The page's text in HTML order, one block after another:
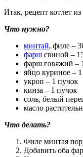
Итак, рецепт котлет
Что нужно?
минтай, филе –
фарш свиной –
фарш говяжий –
яйцо куриное –
укроп – 1 пучок
кинза – 1 пучок
соль, белый
масло
Что делать?
Филе минтая
Добавить оба